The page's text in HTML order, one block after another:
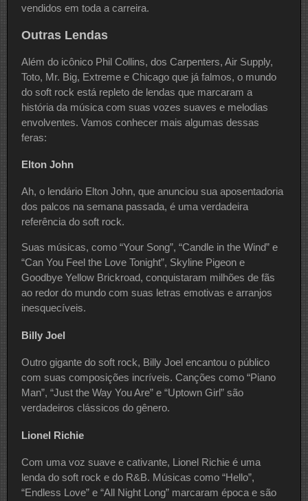
vendidos em toda a carreira.
Outras Lendas
Além do icônico Phil Collins, dos Carpenters, Air Supply,
Toto, Mr. Big, Extreme e Chicago que já falmos, o mundo
do soft rock está repleto de lendas que marcaram a
história da música com suas vozes suaves e melodias
envolventes. Vamos conhecer mais algumas dessas
feras:
Elton John
Ah, o lendário Elton John, que anunciou sua aposentadoria
dos palcos na semana passada, é uma verdadeira
referência do soft rock.
Suas músicas, como “Your Song”, “Candle in the Wind” e
“Can You Feel the Love Tonight”, Skyline Pigeon e
Goodbye Yellow Brickroad, conquistaram milhões de fãs
ao redor do mundo com suas letras emotivas e arranjos
inesquecíveis.
Billy Joel
Outro gigante do soft rock, Billy Joel encantou o público
com suas composições incríveis. Canções como “Piano
Man”, “Just the Way You Are” e “Uptown Girl” são
verdadeiros clássicos do gênero.
Lionel Richie
Com uma voz suave e cativante, Lionel Richie é uma
lenda do soft rock e do R&B. Músicas como “Hello”,
“Endless Love” e “All Night Long” marcaram época e são